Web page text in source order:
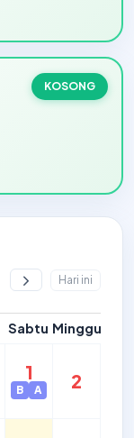
KOSONG
Hari ini
Sabtu Minggu
1
B A 2